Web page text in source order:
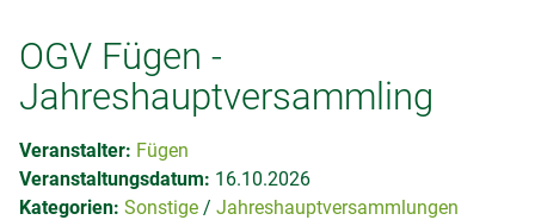
OGV Fügen -
Jahreshauptversammling
Veranstalter: Fügen
Veranstaltungsdatum: 16.10.2026
Kategorien: Sonstige
Jahreshauptversammlungen